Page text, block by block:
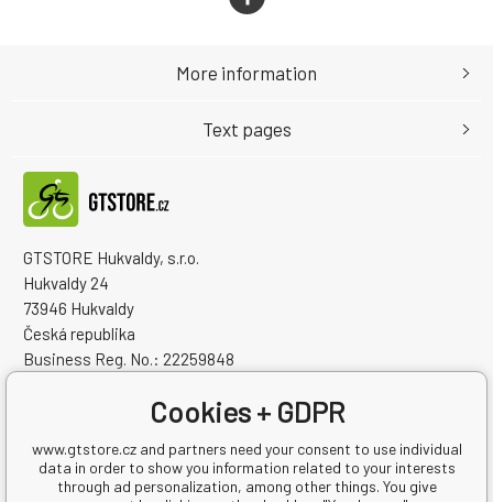
GTSTORE Hukvaldy, s.r.o.
Hukvaldy 24
73946 Hukvaldy
Česká republika
Business Reg. No.: 22259848
More information
Text pages
Cookies + GDPR
www.gtstore.cz and partners need your consent to use individual
data in order to show you information related to your interests
through ad personalization, among other things. You give